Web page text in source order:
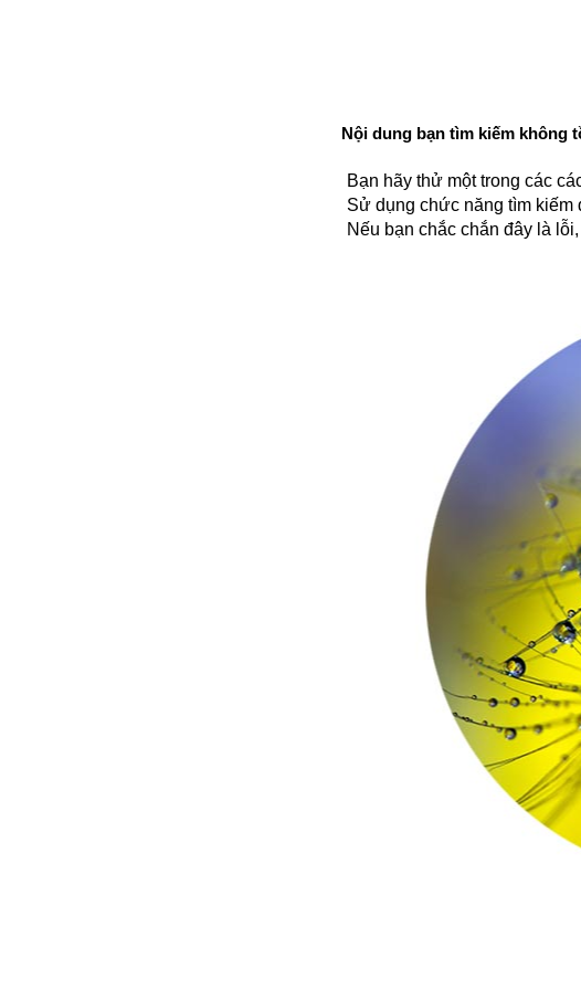
Nội dung bạn tìm kiếm không
Bạn hãy thử một trong các
Sử dụng chức năng tìm kiếm
Nếu bạn chắc chắn đây là